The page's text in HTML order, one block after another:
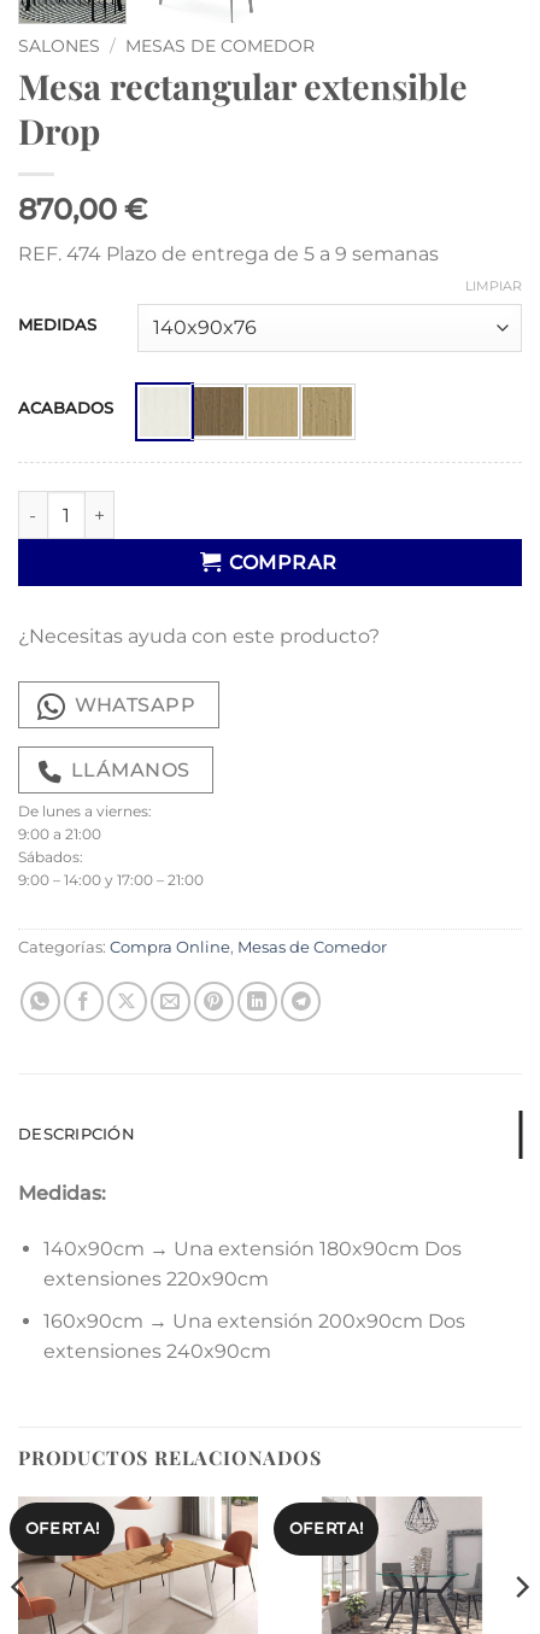
SALONES / MESAS DE COMEDOR
Mesa rectangular extensible
Drop
870,00 €
REF. 474 Plazo de entrega de 5 a 9 semanas
MEDIDAS
ACABADOS
LIMPIAR
Mesa rectangular extensible Drop cantidad
COMPRAR
¿Necesitas ayuda con este producto?
WHATSAPP
LLÁMANOS
De lunes a viernes:
9:00 a 21:00
Sábados:
9:00 – 14:00 y 17:00 – 21:00
Categorías: Compra Online, Mesas de Comedor
DESCRIPCIÓN
Medidas:
140x90cm → Una extensión 180x90cm Dos
extensiones 220x90cm
160x90cm → Una extensión 200x90cm Dos
extensiones 240x90cm
PRODUCTOS RELACIONADOS
OFERTA! OFERTA!